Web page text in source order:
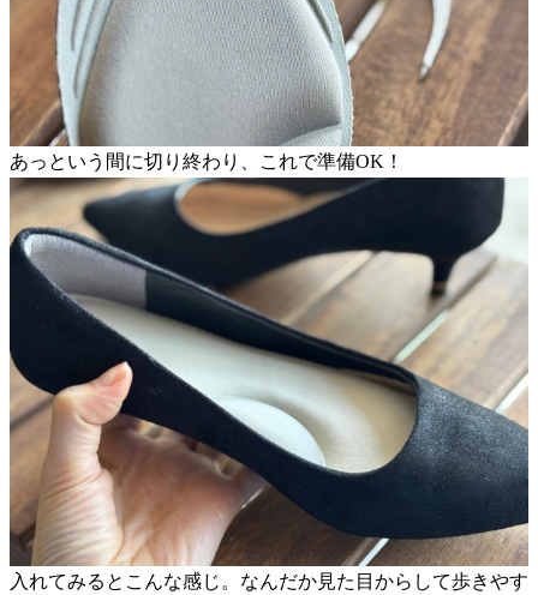
あっという間に切り終わり、これで準備OK！
入れてみるとこんな感じ。なんだか見た目からして歩きやす